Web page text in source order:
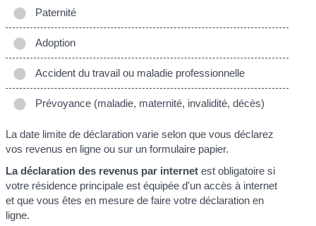
Paternité
Adoption
Accident du travail ou maladie professionnelle
Prévoyance (maladie, maternité, invalidité, décès)
La date limite de déclaration varie selon que vous déclarez
vos revenus en ligne ou sur un formulaire papier.
La déclaration des revenus par internet est obligatoire si
votre résidence principale est équipée d'un accès à internet
et que vous êtes en mesure de faire votre déclaration en
ligne.